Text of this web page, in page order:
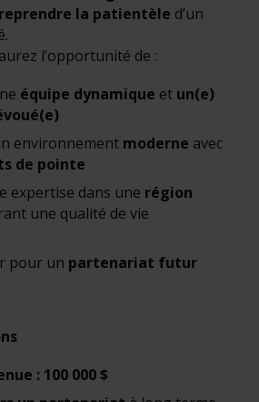
reprendre la patientèle d’un
l’opportunité de :
équipe dynamique et un(e)
environnement moderne avec
de pointe
expertise dans une région
une qualité de vie
pour un partenariat futur
: 100 000 $